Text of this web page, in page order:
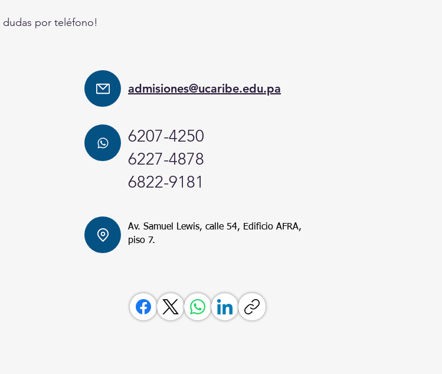
dudas por teléfono!
admisiones@ucaribe.edu.pa
6207-4250
6227-4878
6822-9181
Av. Samuel Lewis, calle 54, Edificio AFRA,
piso 7.